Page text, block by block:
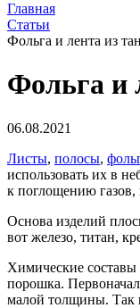
Главная
Статьи
Фольга и лента из
Фольга и
06.08.2021
Листы, полосы,
использовать их в
к поглощению газов,
Основа изделий
вот железо, титан,
Химические составы
порошка.
малой толщины. Так